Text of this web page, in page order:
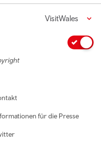
VisitWales
für die Presse